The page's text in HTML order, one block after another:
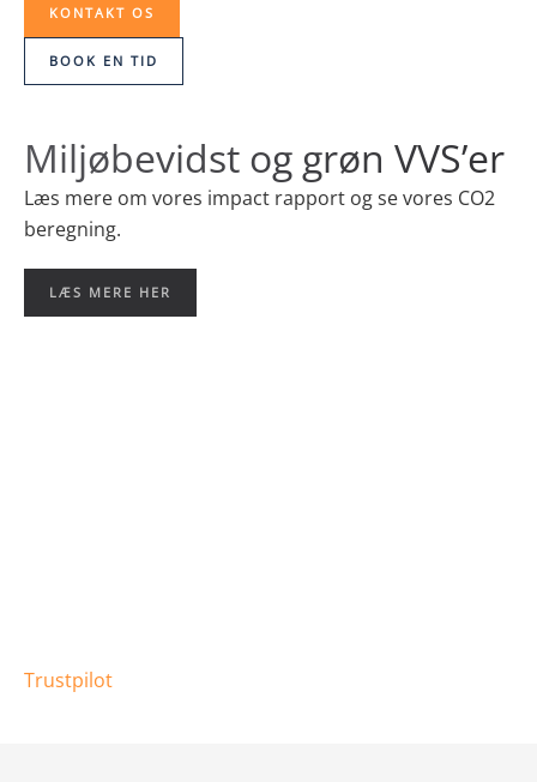
KONTAKT OS
BOOK EN TID
Miljøbevidst og grøn VVS’er
Læs mere om vores impact rapport og se vores CO2
beregning.
LÆS MERE HER
Trustpilot